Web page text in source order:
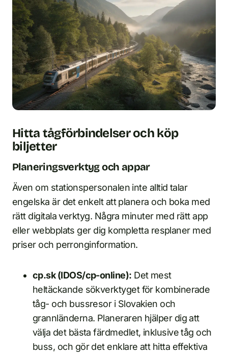
Hitta tågförbindelser och köp
biljetter
Planeringsverktyg och appar
Även om stationspersonalen inte alltid talar
engelska är det enkelt att planera och boka med
rätt digitala verktyg. Några minuter med rätt app
eller webbplats ger dig kompletta resplaner med
priser och perrong­information.
cp.sk (IDOS/cp-online): Det mest
heltäckande sökverktyget för kombinerade
tåg- och bussresor i Slovakien och
grannländerna. Planeraren hjälper dig att
välja det bästa färdmedlet, inklusive tåg och
buss, och gör det enklare att hitta effektiva